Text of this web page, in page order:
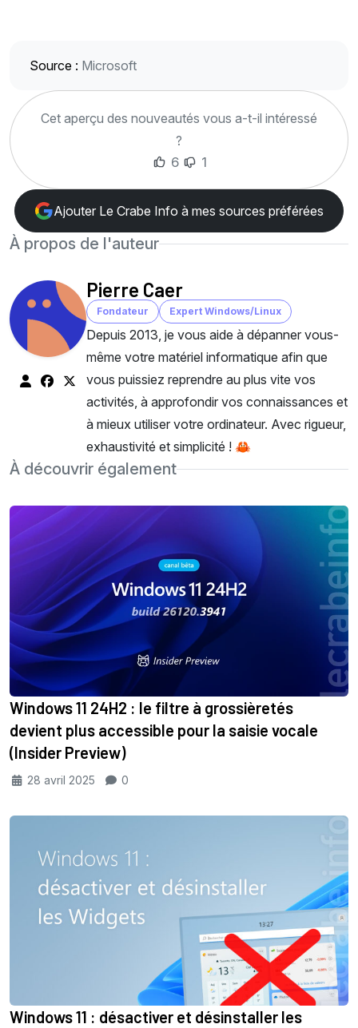
Source : Microsoft
Cet aperçu des nouveautés vous a-t-il intéressé
?
6
1
Ajouter Le Crabe Info à mes sources préférées
À propos de l'auteur
Pierre Caer
Fondateur Expert Windows/Linux
Depuis 2013, je vous aide à dépanner vous-
même votre matériel informatique afin que
vous puissiez reprendre au plus vite vos
activités, à approfondir vos connaissances et
à mieux utiliser votre ordinateur. Avec rigueur,
exhaustivité et simplicité ! 🦀
À découvrir également
Windows 11 24H2 : le filtre à grossièretés
devient plus accessible pour la saisie vocale
(Insider Preview)
28 avril 2025 0
Windows 11 : désactiver et désinstaller les